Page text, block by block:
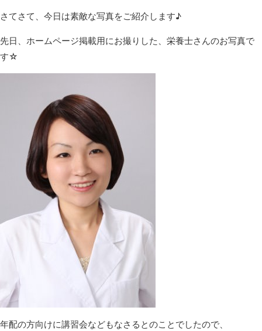
さてさて、今日は素敵な写真をご紹介します♪
先日、ホームページ掲載用にお撮りした、栄養士さんのお写真で
す☆
年配の方向けに講習会などもなさるとのことでしたので、